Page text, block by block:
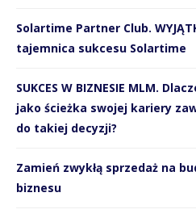
Solartime Partner Club.
tajemnica sukcesu Solartime
SUKCES W BIZNESIE MLM.
jako ścieżka swojej kariery
do takiej decyzji?
Zamień zwykłą sprzedaż na
biznesu